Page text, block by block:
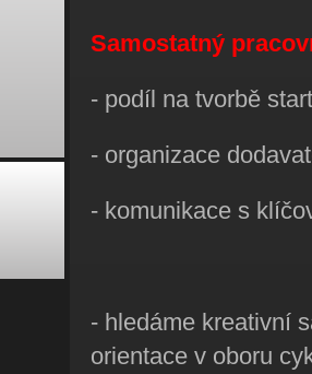
Samostatný
- podíl na tvorbě
- organizace
- komunikace s
- hledáme kreativní
orientace v oboru